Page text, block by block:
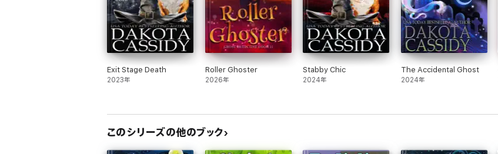
Exit Stage Death
2023年
Roller Ghoster
2026年
Stabby Chic
2024年
The Accidental Ghost
2024年
このシリーズの他のブック